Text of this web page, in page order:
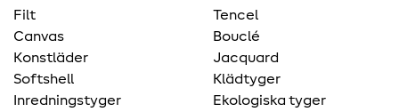
Filt
Canvas
Konstläder
Softshell
Inredningstyger
Tencel
Bouclé
Jacquard
Klädtyger
Ekologiska tyger